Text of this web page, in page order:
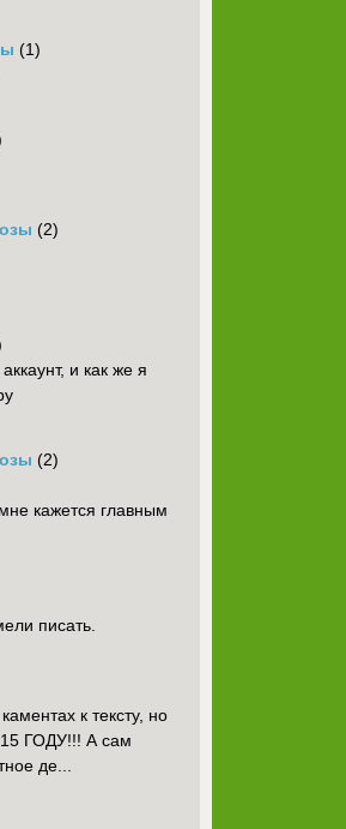
(1)
(2)
и как же я
(2)
кажется главным
писать.
к тексту, но
ГОДУ!!! А сам
де...